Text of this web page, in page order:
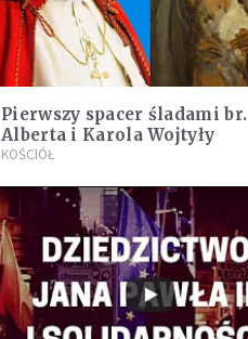
Pierwszy spacer śladami br.
Alberta i Karola Wojtyły
KOŚCIÓŁ